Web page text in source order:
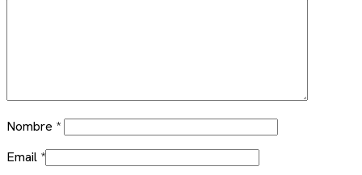
Nombre *
Email *